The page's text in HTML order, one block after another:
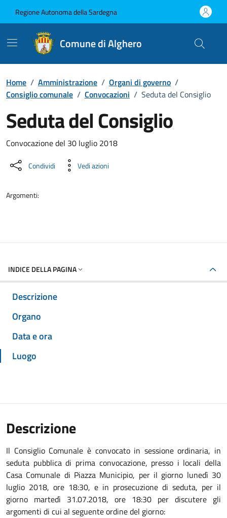
Regione Autonoma della Sardegna
Comune di Alghero
Home / Amministrazione / Organi di governo /
Consiglio comunale / Convocazioni / Seduta del Consiglio
Seduta del Consiglio
???portal.DettaglioConvocazione???
Convocazione del 30 luglio 2018
Condividi Vedi azioni
Argomenti:
INDICE DELLA PAGINA
Descrizione
Organo
Data e ora
Luogo
Descrizione
Il Consiglio Comunale è convocato in sessione ordinaria, in
seduta pubblica di prima convocazione, presso i locali della
Casa Comunale di Piazza Municipio, per il giorno lunedì 30
luglio 2018, ore 18:30, e in prosecuzione di seduta, per il
giorno martedì 31.07.2018, ore 18:30 per discutere gli
argomenti di cui al seguente ordine del giorno: